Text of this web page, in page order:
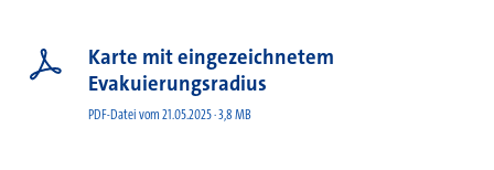
Karte mit eingezeichnetem
Evakuierungsradius
PDF-Datei vom 21.05.2025 · 3,8 MB